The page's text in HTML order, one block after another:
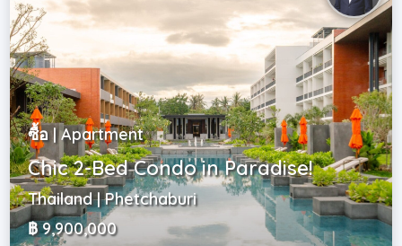
ซื้อ | Apartment
Chic 2-Bed Condo in Paradise!
Thailand | Phetchaburi
฿ 9,900,000